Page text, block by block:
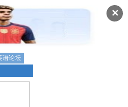
✕
语论坛